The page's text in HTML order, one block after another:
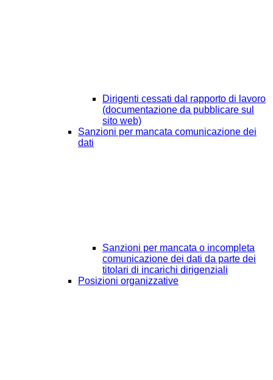
Dirigenti cessati dal rapporto di lavoro
(documentazione da pubblicare sul
sito web)
Sanzioni per mancata comunicazione dei
dati
Sanzioni per mancata o incompleta
comunicazione dei dati da parte dei
titolari di incarichi dirigenziali
Posizioni organizzative